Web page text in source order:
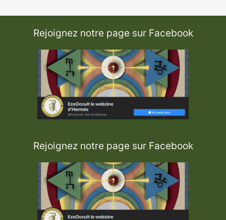
Rejoignez notre page sur Facebook
Rejoignez notre page sur Facebook